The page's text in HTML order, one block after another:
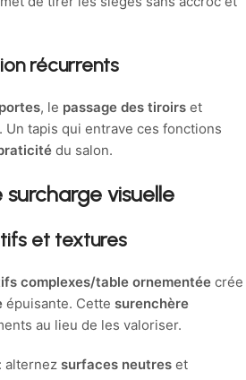
récurrents
, le passage des tiroirs et
. Un tapis qui entrave ces fonctions
du salon.
surcharge visuelle
et textures
complexes/table ornementée crée
épuisante. Cette surenchère
au lieu de les valoriser.
: alternez surfaces neutres et